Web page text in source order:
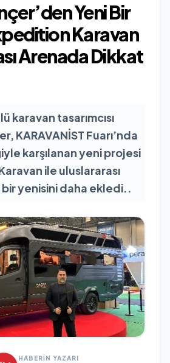
Yeni Bir
Karavan
Arenada Dikkat
karavan tasarımcısı
KARAVANİST Fuarı’nda
karşılanan yeni projesi
ile uluslararası
bir yenisini daha ekledi..
HABERİN YAZARI